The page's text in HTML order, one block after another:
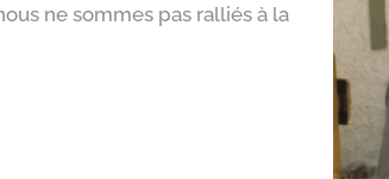
ne sommes pas ralliés à la